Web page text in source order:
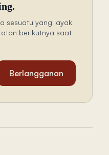
sesuatu yang layak
berikutnya saat
Berlangganan